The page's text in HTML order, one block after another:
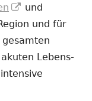
In
neuem
Fenster
öffnen
und
und für
Lebens-